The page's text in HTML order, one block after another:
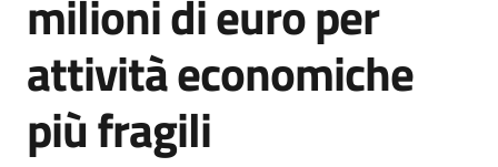
E
v
e
n
milioni di euro per
attività economiche
più fragili